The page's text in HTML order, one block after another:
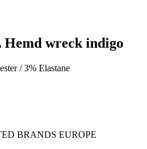
wreck indigo
/ 3% Elastane
BRANDS EUROPE